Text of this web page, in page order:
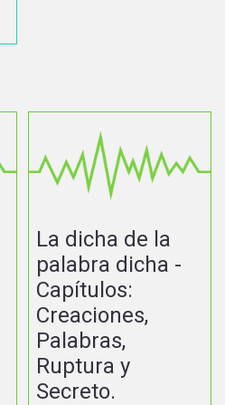
La dicha de la
palabra dicha -
Capítulos:
Creaciones,
Palabras,
Ruptura y
Secreto.